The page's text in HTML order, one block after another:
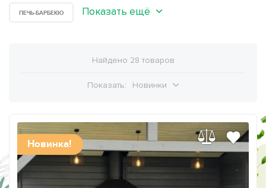
ПЕЧЬ-БАРБЕКЮ Показать ещё
Найдено 28 товаров
Показать: Новинки
Новинка!